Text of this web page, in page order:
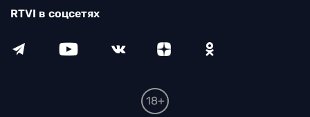
RTVI в соцсетях
18+